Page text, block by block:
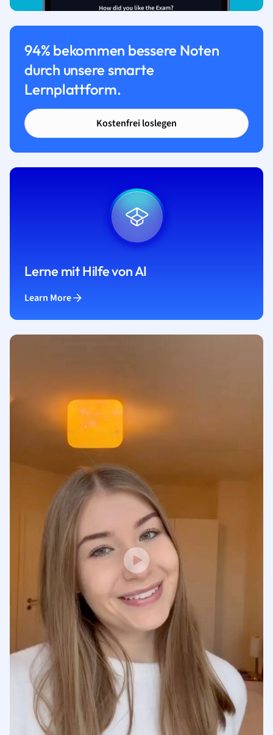
94% bekommen bessere Noten
durch unsere smarte
Lernplattform.
Kostenfrei loslegen
Lerne mit Hilfe von AI
Learn More